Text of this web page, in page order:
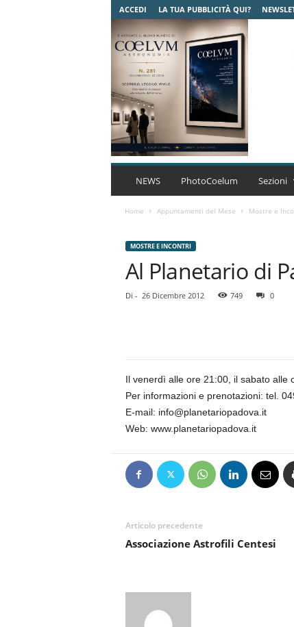
ACCEDI LA TUA PUBBLICITÀ QUI?
C
t
a
NEWS PhotoCoelum Sezioni
Home Appuntamenti del Mese Mostre e
MOSTRE E INCONTRI
Al Planetario di
Di - 26 Dicembre 2012 749 0
Il venerdì alle ore 21:00, il sabato alle
Per informazioni e prenotazioni: tel.
E-mail: info@planetariopadova.it
Web: www.planetariopadova.it
Articolo precedente
Associazione Astrofili Centesi